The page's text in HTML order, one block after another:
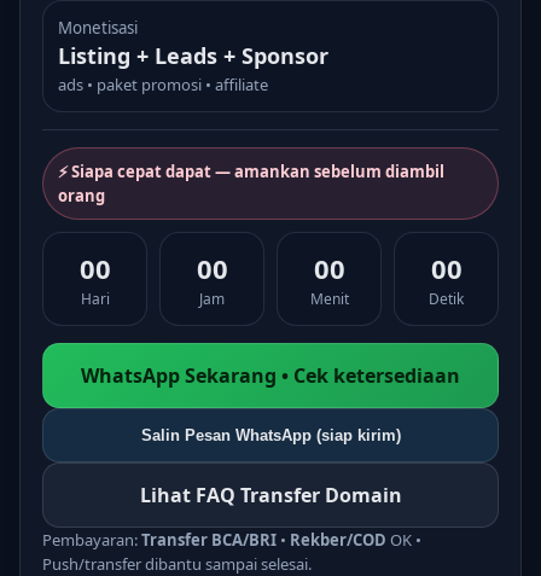
Monetisasi
Listing + Leads + Sponsor
ads • paket promosi • affiliate
⚡ Siapa cepat dapat — amankan sebelum diambil
orang
00
Hari
00
Jam
00
Menit
00
Detik
WhatsApp Sekarang • Cek ketersediaan
Salin Pesan WhatsApp (siap kirim)
Lihat FAQ Transfer Domain
Pembayaran:Transfer BCA/BRI • Rekber/COD OK •
Push/transfer dibantu sampai selesai.